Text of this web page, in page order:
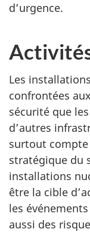
d’urgence.
Les
confrontées
sécurité que
d’autres
surtout
stratégique du
installations
être la cible
les
aussi des